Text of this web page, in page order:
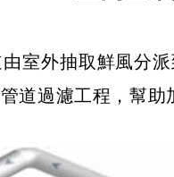
室外抽取鮮風分
道過濾工程，幫